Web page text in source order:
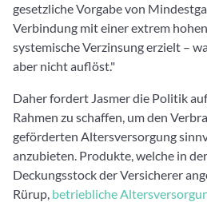
gesetzliche Vorgabe von
Verbindung mit einer extrem
systemische Verzinsung erzielt –
aber nicht auflöst."
Daher fordert Jasmer die Politik
Rahmen zu schaffen, um den
geförderten Altersversorgung
anzubieten. Produkte, welche in
Deckungsstock der Versicherer
Rürup, betriebliche